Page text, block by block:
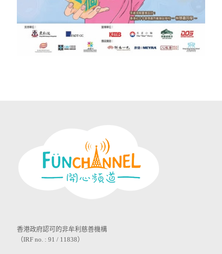
香港政府認可的非牟利慈善機構
（IRF no. : 91 / 11838）